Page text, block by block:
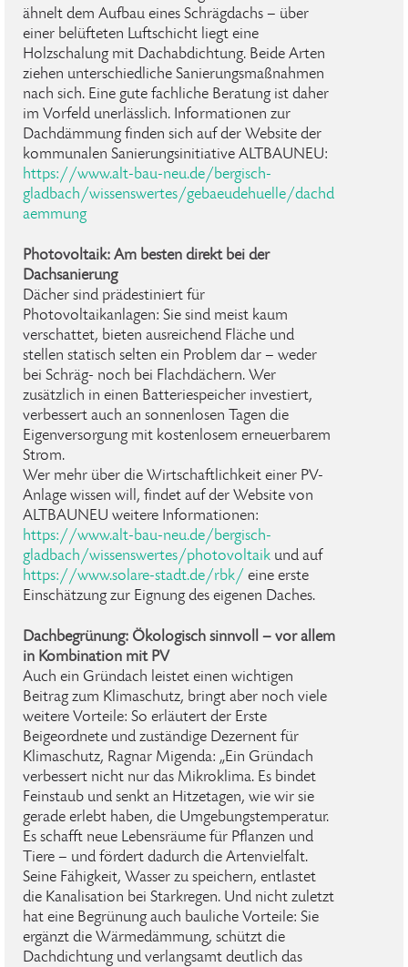
ähnelt dem Aufbau eines Schrägdachs – über
einer belüfteten Luftschicht liegt eine
Holzschalung mit Dachabdichtung. Beide Arten
ziehen unterschiedliche Sanierungsmaßnahmen
nach sich. Eine gute fachliche Beratung ist daher
im Vorfeld unerlässlich. Informationen zur
Dachdämmung finden sich auf der Website der
kommunalen Sanierungsinitiative ALTBAUNEU:
https://www.alt-bau-neu.de/bergisch-
gladbach/wissenswertes/gebaeudehuelle/dachd
aemmung
Photovoltaik: Am besten direkt bei der
Dachsanierung
Dächer sind prädestiniert für
Photovoltaikanlagen: Sie sind meist kaum
verschattet, bieten ausreichend Fläche und
stellen statisch selten ein Problem dar – weder
bei Schräg- noch bei Flachdächern. Wer
zusätzlich in einen Batteriespeicher investiert,
verbessert auch an sonnenlosen Tagen die
Eigenversorgung mit kostenlosem erneuerbarem
Strom.
Wer mehr über die Wirtschaftlichkeit einer PV-
Anlage wissen will, findet auf der Website von
ALTBAUNEU weitere Informationen:
https://www.alt-bau-neu.de/bergisch-
gladbach/wissenswertes/photovoltaik und auf
https://www.solare-stadt.de/rbk/ eine erste
Einschätzung zur Eignung des eigenen Daches.
Dachbegrünung: Ökologisch sinnvoll – vor allem
in Kombination mit PV
Auch ein Gründach leistet einen wichtigen
Beitrag zum Klimaschutz, bringt aber noch viele
weitere Vorteile: So erläutert der Erste
Beigeordnete und zuständige Dezernent für
Klimaschutz, Ragnar Migenda: „Ein Gründach
verbessert nicht nur das Mikroklima. Es bindet
Feinstaub und senkt an Hitzetagen, wie wir sie
gerade erlebt haben, die Umgebungstemperatur.
Es schafft neue Lebensräume für Pflanzen und
Tiere – und fördert dadurch die Artenvielfalt.
Seine Fähigkeit, Wasser zu speichern, entlastet
die Kanalisation bei Starkregen. Und nicht zuletzt
hat eine Begrünung auch bauliche Vorteile: Sie
ergänzt die Wärmedämmung, schützt die
Dachdichtung und verlangsamt deutlich das